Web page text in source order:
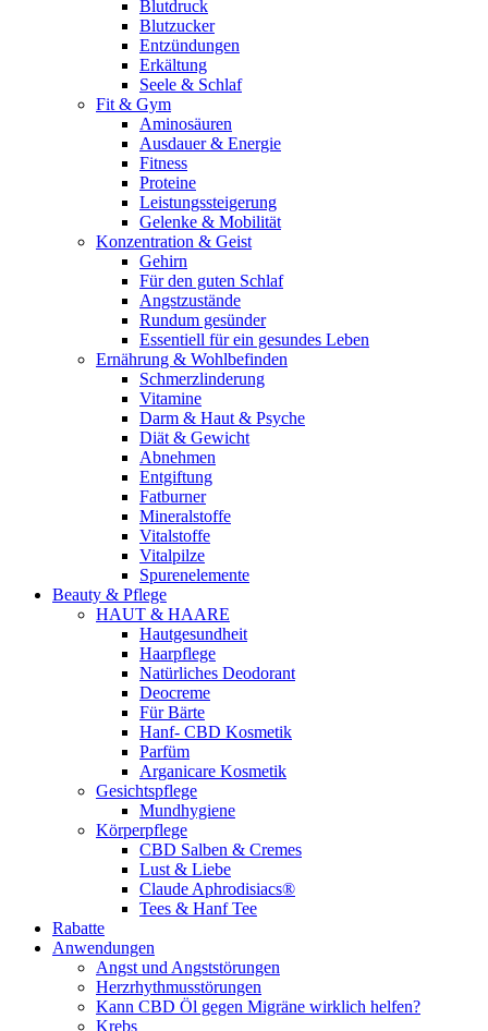
Blutdruck
Blutzucker
Entzündungen
Erkältung
Seele & Schlaf
Fit & Gym
Aminosäuren
Ausdauer & Energie
Fitness
Proteine
Leistungssteigerung
Gelenke & Mobilität
Konzentration & Geist
Gehirn
Für den guten Schlaf
Angstzustände
Rundum gesünder
Essentiell für ein gesundes Leben
Ernährung & Wohlbefinden
Schmerzlinderung
Vitamine
Darm & Haut & Psyche
Diät & Gewicht
Abnehmen
Entgiftung
Fatburner
Mineralstoffe
Vitalstoffe
Vitalpilze
Spurenelemente
Beauty & Pflege
HAUT & HAARE
Hautgesundheit
Haarpflege
Natürliches Deodorant
Deocreme
Für Bärte
Hanf- CBD Kosmetik
Parfüm
Arganicare Kosmetik
Gesichtspflege
Mundhygiene
Körperpflege
CBD Salben & Cremes
Lust & Liebe
Claude Aphrodisiacs®
Tees & Hanf Tee
Rabatte
Anwendungen
Angst und Angststörungen
Herzrhythmusstörungen
Kann CBD Öl gegen Migräne wirklich helfen?
Krebs